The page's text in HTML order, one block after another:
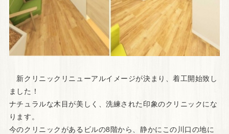
新クリニックリニューアルイメージが決まり、着工開始致し
ました！
ナチュラルな木目が美しく、洗練された印象のクリニックにな
ります。
今のクリニックがあるビルの8階から、静かにこの川口の地に